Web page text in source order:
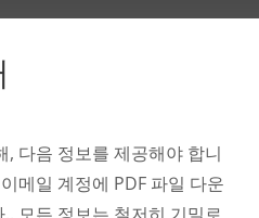
, 다음 정보를 제공해야 합니
메일 계정에 PDF 파일 다운